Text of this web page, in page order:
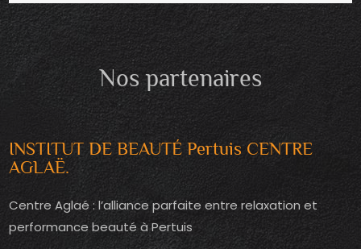
Nos partenaires
INSTITUT DE BEAUTÉ Pertuis CENTRE
AGLAË.
Centre Aglaé : l’alliance parfaite entre relaxation et
performance beauté à Pertuis